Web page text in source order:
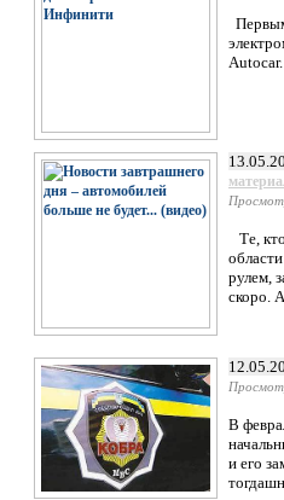
Те,
рулем,
скоро.
В
и его